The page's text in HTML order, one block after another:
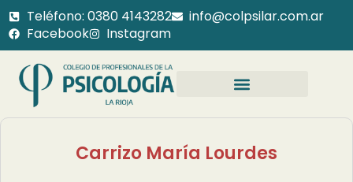
Teléfono: 0380 4143282
info@colpsilar.com.ar
Facebook
Instagram
Carrizo María Lourdes